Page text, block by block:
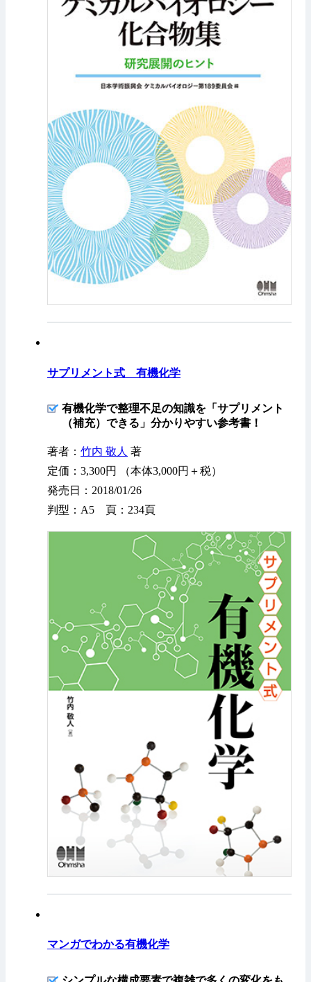
サプリメント式 有機化学
有機化学で整理不足の知識を「サプリメント
（補充）できる」分かりやすい参考書！
著者： 竹内 敬人 著
定価：3,300円 （本体3,000円＋税）
発売日：2018/01/26
判型：A5 頁：234頁
マンガでわかる有機化学